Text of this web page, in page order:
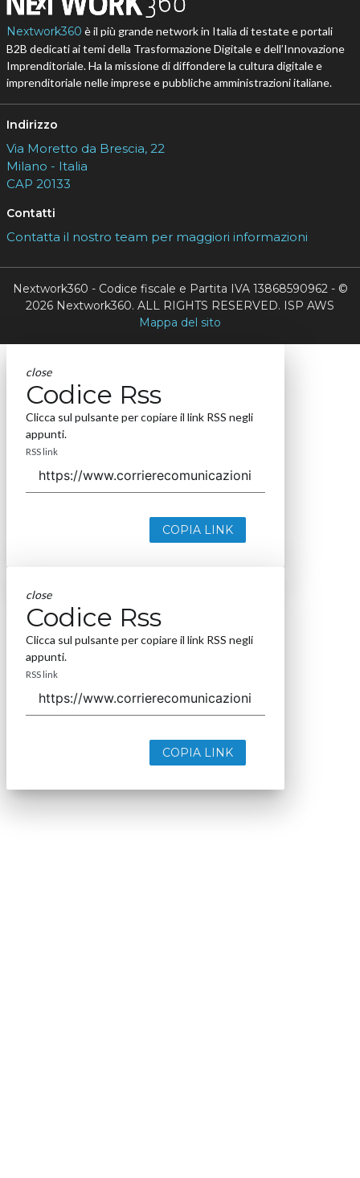
Nextwork360 è il più grande network in Italia di testate e portali
B2B dedicati ai temi della Trasformazione Digitale e dell’Innovazione
Imprenditoriale. Ha la missione di diffondere la cultura digitale e
imprenditoriale nelle imprese e pubbliche amministrazioni italiane.
Indirizzo
Via Moretto da Brescia, 22
Milano - Italia
CAP 20133
Contatti
Contatta il nostro team per maggiori informazioni
Nextwork360 - Codice fiscale e Partita IVA 13868590962 - ©
2026 Nextwork360. ALL RIGHTS RESERVED. ISP AWS
Mappa del sito
close
Codice Rss
Clicca sul pulsante per copiare il link RSS negli
appunti.
RSS link
COPIA LINK
close
Codice Rss
Clicca sul pulsante per copiare il link RSS negli
appunti.
RSS link
COPIA LINK